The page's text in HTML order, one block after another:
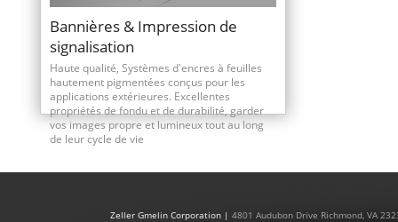
Bannières & Impression de
signalisation
Haute qualité, Systèmes d'encres à feuilles
hautement pigmentées conçus pour les
applications extérieures. Excellentes
propriétés de fondu et de durabilité, garder
vos images propre et lumineux tout au long
de leur cycle de vie
Zeller Gmelin Corporation | 4801 Audubon Drive Richmond, VA